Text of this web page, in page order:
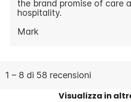
Visualizza in